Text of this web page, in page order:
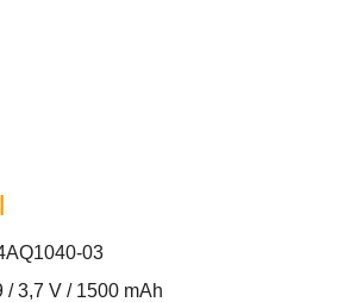
03
3,7 V / 1500 mAh